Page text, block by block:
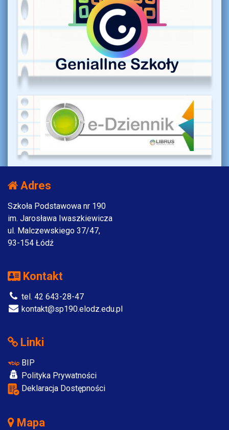
Adres
Szkoła Podstawowa nr 190
im. Jarosława Iwaszkiewicza
ul. Malczewskiego 37/47,
93-154 Łódź
Kontakt
tel. 42 643-28-47
kontakt@sp190.elodz.edu.pl
Linki
BIP
Polityka Prywatności
Deklaracja Dostępności
Mapa